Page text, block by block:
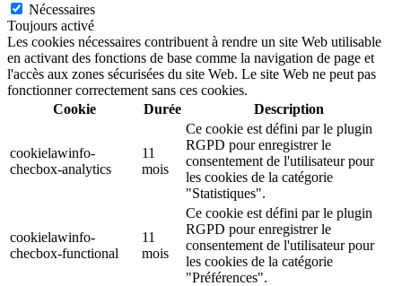
Nécessaires
Toujours activé
Les cookies nécessaires contribuent à rendre un site Web utilisable
en activant des fonctions de base comme la navigation de page et
l'accès aux zones sécurisées du site Web. Le site Web ne peut pas
fonctionner correctement sans ces cookies.
Cookie
Durée Description
cookielawinfo-
checbox-analytics
11
mois
Ce cookie est défini par le plugin
RGPD pour enregistrer le
consentement de l'utilisateur pour
les cookies de la catégorie
"Statistiques".
cookielawinfo-
checbox-functional
11
mois
Ce cookie est défini par le plugin
RGPD pour enregistrer le
consentement de l'utilisateur pour
les cookies de la catégorie
"Préférences".